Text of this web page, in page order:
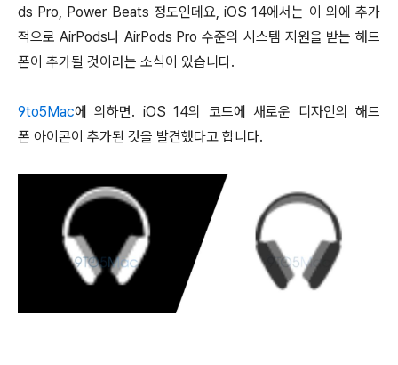
ds Pro, Power Beats 정도인데요, iOS 14에서는 이 외에 추가
적으로 AirPods나 AirPods Pro 수준의 시스템 지원을 받는 해드
폰이 추가될 것이라는 소식이 있습니다.
9to5Mac에 의하면. iOS 14의 코드에 새로운 디자인의 해드
폰 아이콘이 추가된 것을 발견했다고 합니다.